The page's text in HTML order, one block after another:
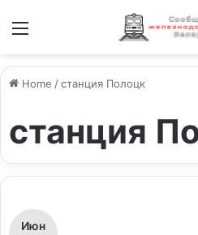
Home /станция Полоцк
станция
Июн